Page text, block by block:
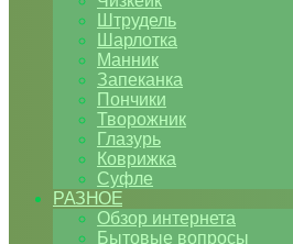
Штрудель
Шарлотка
Манник
Запеканка
Пончики
Творожник
Глазурь
Коврижка
Суфле
РАЗНОЕ
Обзор интернета
Бытовые вопросы